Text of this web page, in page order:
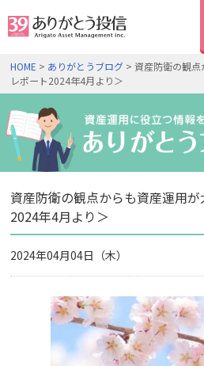
HOME > ありがとうブログ > 資産防衛の観
レポート2024年4月より＞
資産防衛の観点からも資産運用
2024年4月より＞
2024年04月04日（木）